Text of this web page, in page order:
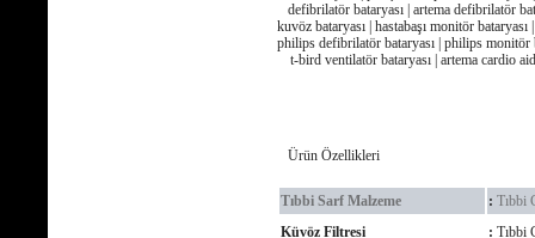
defibrilatör bataryası | artema defibrilatör
kuvöz bataryası | hastabaşı monitör
philips defibrilatör bataryası | philips monitör
t-bird ventilatör bataryası | artema cardio
Ürün Özellikleri
Tıbbi Sarf Malzeme : Tıbbi
Küvöz Filtresi
: Tıbbi